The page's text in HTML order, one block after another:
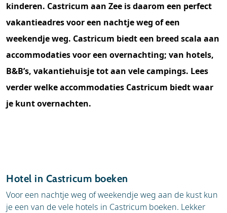
kinderen. Castricum aan Zee is daarom een perfect
vakantieadres voor een nachtje weg of een
weekendje weg. Castricum biedt een breed scala aan
accommodaties voor een overnachting; van hotels,
B&B’s, vakantiehuisje tot aan vele campings. Lees
verder welke accommodaties Castricum biedt waar
je kunt overnachten.
Hotel in Castricum boeken
Voor een nachtje weg of weekendje weg aan de kust kun
je een van de vele hotels in Castricum boeken. Lekker